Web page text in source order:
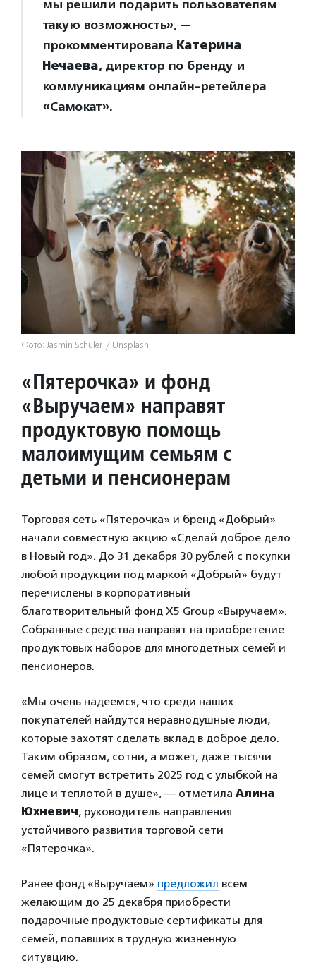
мы решили подарить пользователям
такую возможность», —
прокомментировала Катерина
Нечаева, директор по бренду и
коммуникациям онлайн-ретейлера
«Самокат».
Фото: Jasmin Schuler / Unsplash
«Пятерочка» и фонд
«Выручаем» направят
продуктовую помощь
малоимущим семьям с
детьми и пенсионерам
Торговая сеть «Пятерочка» и бренд «Добрый»
начали совместную акцию «Сделай доброе дело
в Новый год». До 31 декабря 30 рублей с покупки
любой продукции под маркой «Добрый» будут
перечислены в корпоративный
благотворительный фонд X5 Group «Выручаем».
Собранные средства направят на приобретение
продуктовых наборов для многодетных семей и
пенсионеров.
«Мы очень надеемся, что среди наших
покупателей найдутся неравнодушные люди,
которые захотят сделать вклад в доброе дело.
Таким образом, сотни, а может, даже тысячи
семей смогут встретить 2025 год с улыбкой на
лице и теплотой в душе», — отметила Алина
Юхневич, руководитель направления
устойчивого развития торговой сети
«Пятерочка».
Ранее фонд «Выручаем» предложил всем
желающим до 25 декабря приобрести
подарочные продуктовые сертификаты для
семей, попавших в трудную жизненную
ситуацию.